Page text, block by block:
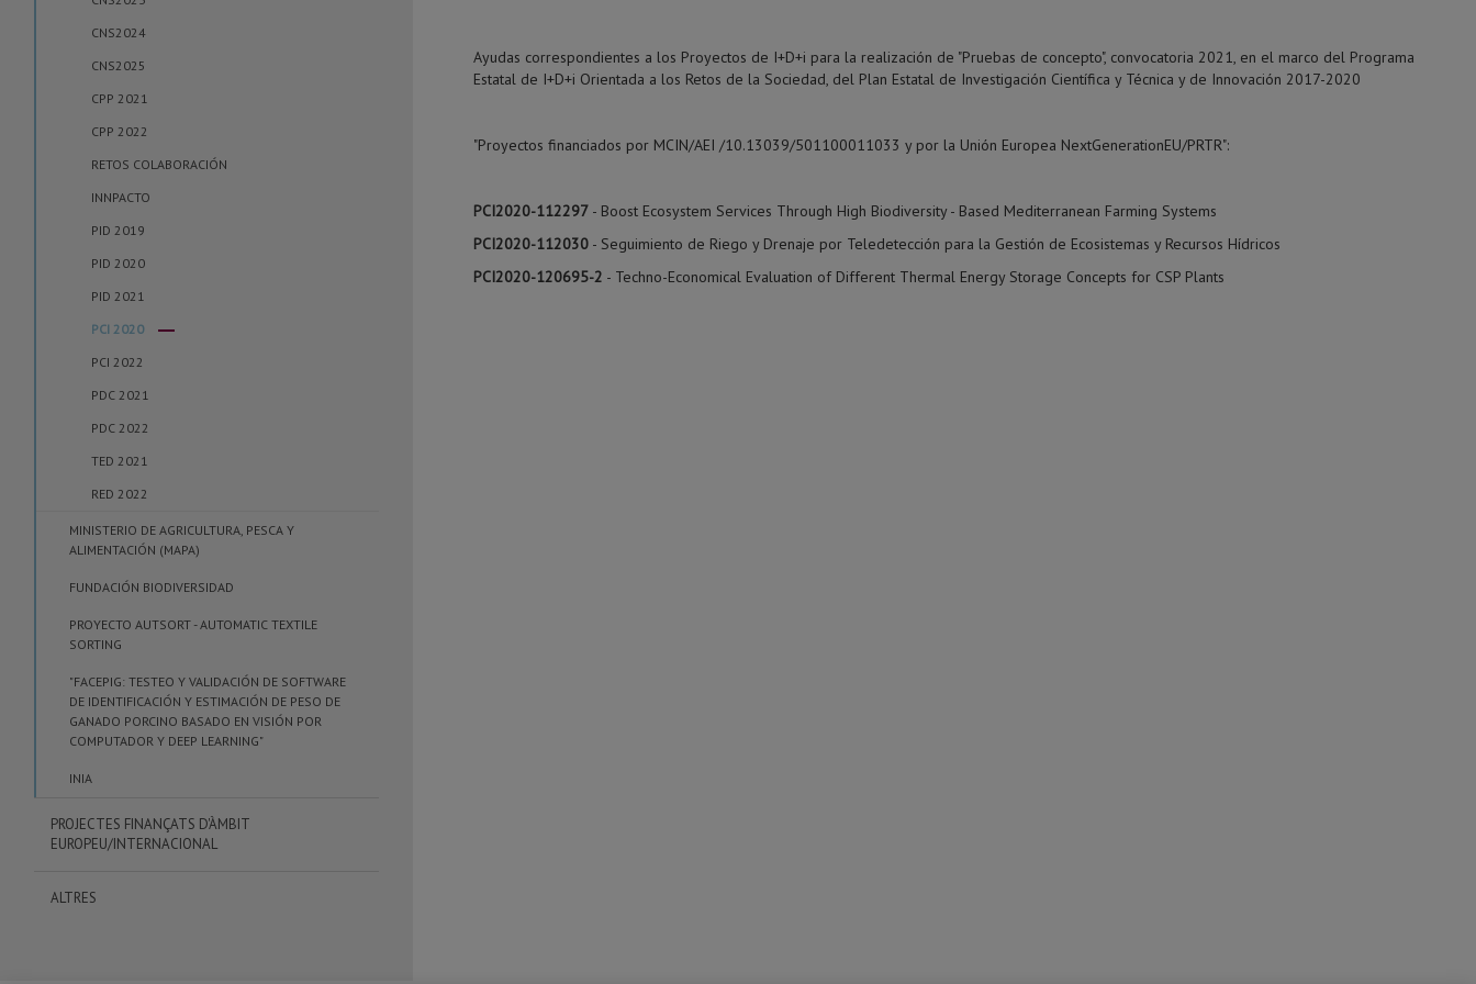
CNS2024
CNS2025
CPP 2021
CPP 2022
RETOS COLABORACIÓN
INNPACTO
PID 2019
PID 2020
PID 2021
PCI 2020
PCI 2022
PDC 2021
PDC 2022
TED 2021
RED 2022
MINISTERIO DE AGRICULTURA, PESCA Y
ALIMENTACIÓN (MAPA)
FUNDACIÓN BIODIVERSIDAD
PROYECTO AUTSORT - AUTOMATIC TEXTILE
SORTING
"FACEPIG: TESTEO Y VALIDACIÓN DE SOFTWARE
DE IDENTIFICACIÓN Y ESTIMACIÓN DE PESO DE
GANADO PORCINO BASADO EN VISIÓN POR
COMPUTADOR Y DEEP LEARNING"
INIA
PROJECTES FINANÇATS D'ÀMBIT
EUROPEU/INTERNACIONAL
ALTRES
Ayudas correspondientes a los Proyectos de I+D+i para la realización de "Pruebas de concepto", convocatoria 2021, en el marco del Programa
Estatal de I+D+i Orientada a los Retos de la Sociedad, del Plan Estatal de Investigación Científica y Técnica y de Innovación 2017-2020
"Proyectos financiados por MCIN/AEI /10.13039/501100011033 y por la Unión Europea NextGenerationEU/PRTR":
PCI2020-112297 - Boost Ecosystem Services Through High Biodiversity - Based Mediterranean Farming Systems
PCI2020-112030 - Seguimiento de Riego y Drenaje por Teledetección para la Gestión de Ecosistemas y Recursos Hídricos
PCI2020-120695-2 - Techno-Economical Evaluation of Different Thermal Energy Storage Concepts for CSP Plants